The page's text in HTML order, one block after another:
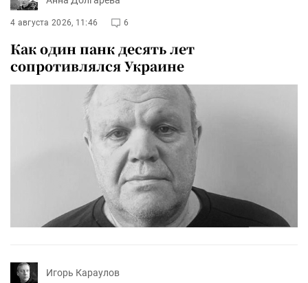
4 августа 2026, 11:46 6
Как один панк десять лет
сопротивлялся Украине
Игорь Караулов